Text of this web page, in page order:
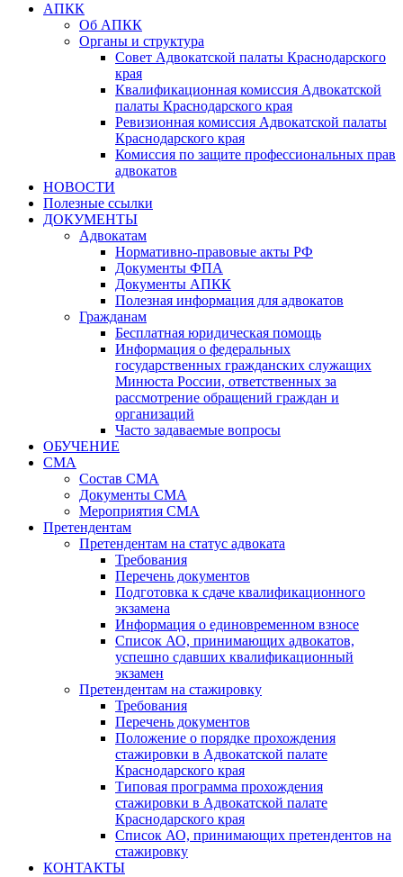
АПКК
Об АПКК
Органы и структура
Совет Адвокатской палаты Краснодарского
края
Квалификационная комиссия Адвокатской
палаты Краснодарского края
Ревизионная комиссия Адвокатской палаты
Краснодарского края
Комиссия по защите профессиональных прав
адвокатов
НОВОСТИ
Полезные ссылки
ДОКУМЕНТЫ
Адвокатам
Нормативно-правовые акты РФ
Документы ФПА
Документы АПКК
Полезная информация для адвокатов
Гражданам
Бесплатная юридическая помощь
Информация о федеральных
государственных гражданских служащих
Минюста России, ответственных за
рассмотрение обращений граждан и
организаций
Часто задаваемые вопросы
ОБУЧЕНИЕ
СМА
Состав СМА
Документы СМА
Мероприятия СМА
Претендентам
Претендентам на статус адвоката
Требования
Перечень документов
Подготовка к сдаче квалификационного
экзамена
Информация о единовременном взносе
Список АО, принимающих адвокатов,
успешно сдавших квалификационный
экзамен
Претендентам на стажировку
Требования
Перечень документов
Положение о порядке прохождения
стажировки в Адвокатской палате
Краснодарского края
Типовая программа прохождения
стажировки в Адвокатской палате
Краснодарского края
Список АО, принимающих претендентов на
стажировку
КОНТАКТЫ